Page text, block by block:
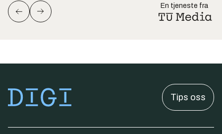
En tjeneste fra
Tips oss